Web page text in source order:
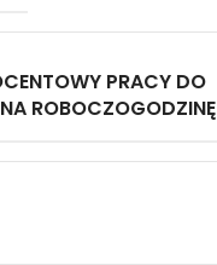
PRACY DO
ROBOCZOGODZINĘ